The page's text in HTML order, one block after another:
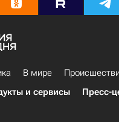
В мире
и сервисы Пресс-